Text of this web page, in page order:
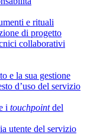
e rituali
di progetto
collaborativi
e la sua gestione
d’uso del servizio
i touchpointdel
utente del servizio